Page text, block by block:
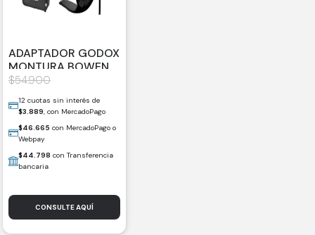
ADAPTADOR GODOX
MONTURA BOWENS
PARA FLASH
RECTANGULAR Y
$54.900
12 cuotas sin interés de
$3.889, con MercadoPago
$46.665 con MercadoPago o
Webpay
$44.798 con Transferencia
bancaria
CONSULTE AQUÍ